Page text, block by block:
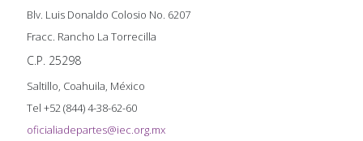
Blv. Luis Donaldo Colosio No. 6207
Fracc. Rancho La Torrecilla
C.P. 25298
Saltillo, Coahuila, México
Tel +52 (844) 4-38-62-60
oficialiadepartes@iec.org.mx